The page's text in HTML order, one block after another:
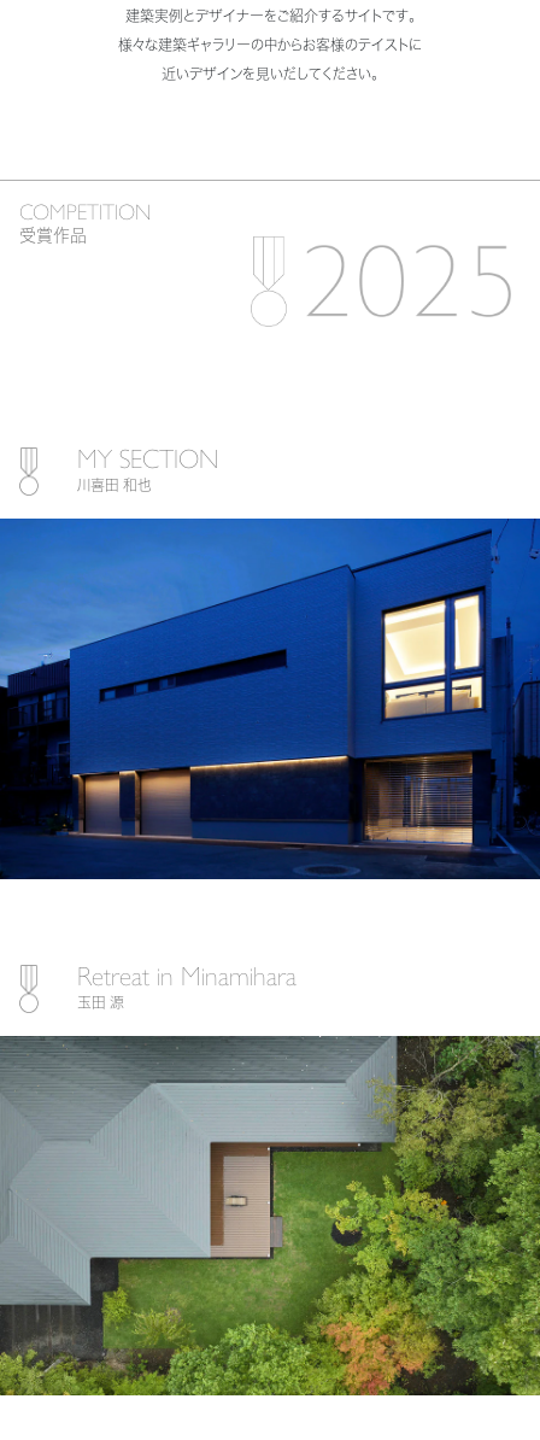
建築実例とデザイナーをご紹介するサイトです。
様々な建築ギャラリーの中からお客様のテイストに
近いデザインを見いだしてください。
COMPETITION
受賞作品
MY SECTION
川喜田 和也
Retreat in Minamihara
玉田 源